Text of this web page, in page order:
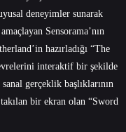
deneyimler sunarak
Sensorama’nın
hazırladığı “The
interaktif bir şekilde
gerçeklik başlıklarının
bir ekran olan “Sword